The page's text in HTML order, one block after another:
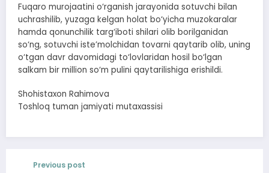
Fuqaro murojaatini o‘rganish jarayonida sotuvchi bilan
uchrashilib, yuzaga kelgan holat bo‘yicha muzokaralar
hamda qonunchilik targ‘iboti shilari olib borilganidan
so‘ng, sotuvchi iste’molchidan tovarni qaytarib olib, uning
o‘tgan davr davomidagi to‘lovlaridan hosil bo‘lgan
salkam bir million so‘m pulini qaytarilishiga erishildi.
Shohistaxon Rahimova
Toshloq tuman jamiyati mutaxassisi
Previous post